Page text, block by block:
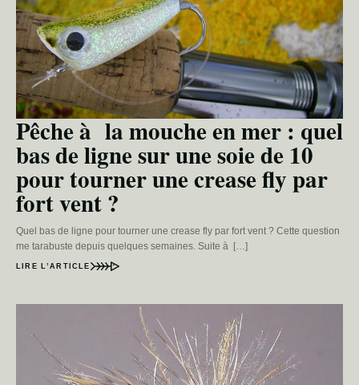
Pêche à la mouche en mer : quel
bas de ligne sur une soie de 10
pour tourner une crease fly par
fort vent ?
Quel bas de ligne pour tourner une crease fly par fort vent ? Cette question
me tarabuste depuis quelques semaines. Suite à […]
LIRE L’ARTICLE